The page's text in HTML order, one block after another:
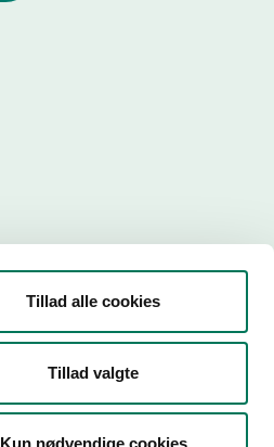
Tillad alle cookies
Tillad valgte
Kun nødvendige cookies